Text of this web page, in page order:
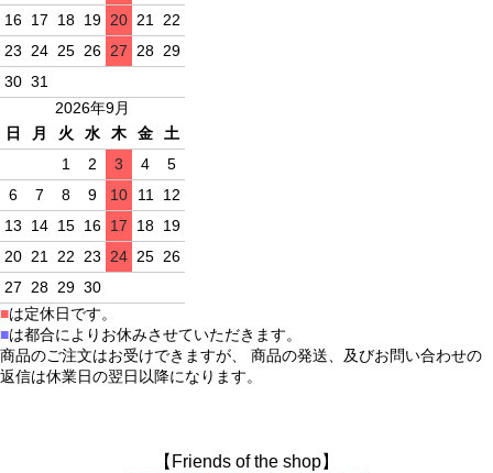
16 17 18 19 20 21 22
23 24 25 26 27 28 29
30 31
2026年9月
日
月 火 水 木 金
土
1
2 3 4
5
6
7 8 9 10 11 12
13
14 15 16 17 18 19
20 21 22 23 24 25 26
27 28 29 30
■は定休日です。
■は都合によりお休みさせていただきます。
商品のご注文はお受けできますが、 商品の発送、及びお問い合わせの
返信は休業日の翌日以降になります。
【Friends of the shop】